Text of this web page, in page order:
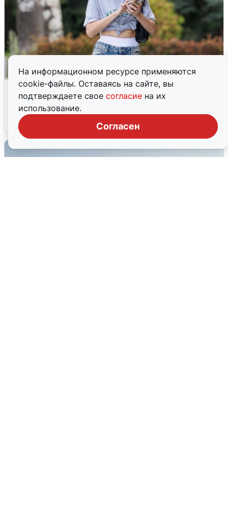
На информационном ресурсе применяются
cookie-файлы. Оставаясь на сайте, вы
подтверждаете свое согласие на их
использование.
Согласен
Волгоградцы остались без
мобильного интернета
6 августа